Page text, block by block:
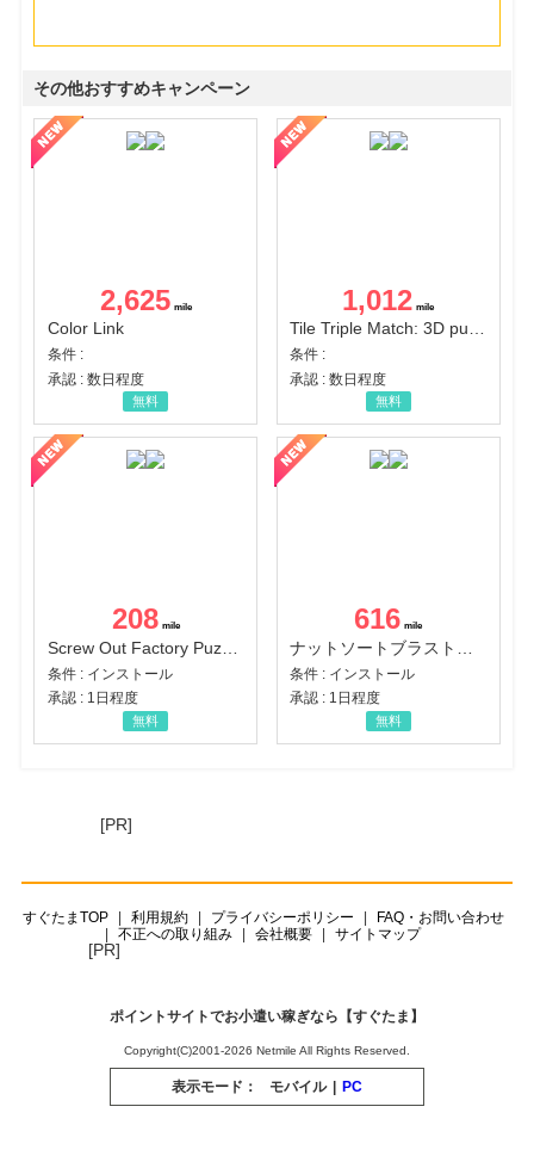
その他おすすめキャンペーン
2,625
Color Link
条件 :
承認 : 数日程度
無料
1,012
Tile Triple Match: 3D puzzle
条件 :
承認 : 数日程度
無料
208
Screw Out Factory Puzzle 3D（経験値バーのマイルストーンを5にする（ユーザーレベル5に到達する））（Android）
条件 : インストール
承認 : 1日程度
無料
616
条件 : インストール
承認 : 1日程度
無料
[PR]
すぐたまTOP 利用規約 プライバシーポリシー
FAQ・お問い合わせ
不正への取り組み
会社概要 サイトマップ
[PR]
ポイントサイトでお小遣い稼ぎなら【すぐたま】
Copyright(C)2001-2026 Netmile All Rights Reserved.
表示モード： モバイル | PC